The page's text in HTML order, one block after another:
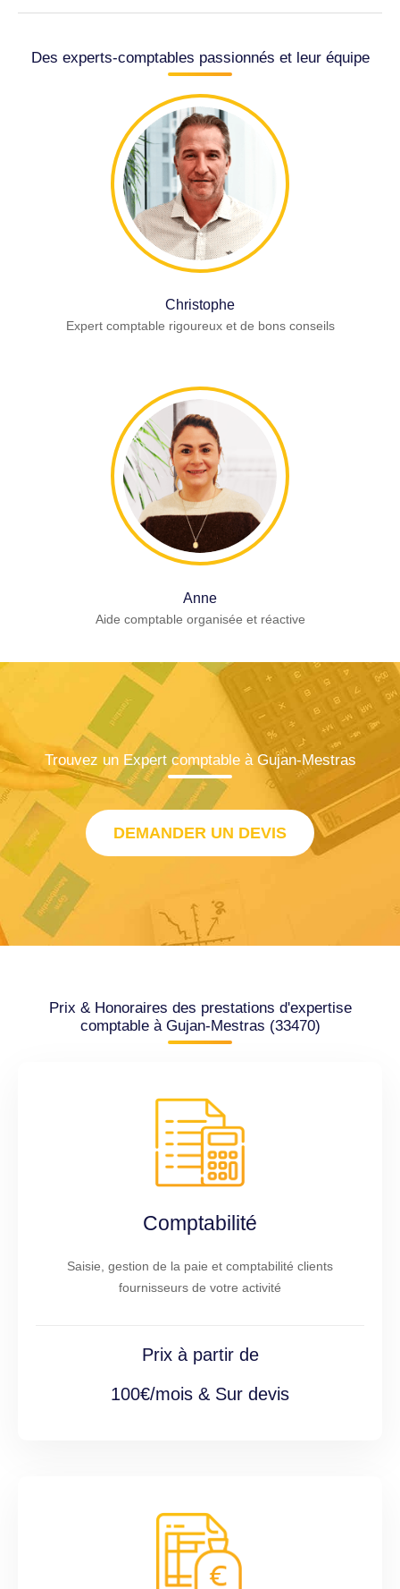
Des experts-comptables passionnés et leur équipe
Christophe
Expert comptable rigoureux et de bons conseils
Anne
Aide comptable organisée et réactive
Trouvez un Expert comptable à Gujan-Mestras
DEMANDER UN DEVIS
Prix & Honoraires des prestations d'expertise
comptable à Gujan-Mestras (33470)
Comptabilité
Saisie, gestion de la paie et comptabilité clients
fournisseurs de votre activité
Prix à partir de
100€/mois & Sur devis